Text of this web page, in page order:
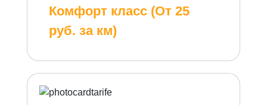
Комфорт класс (От 25
руб. за км)